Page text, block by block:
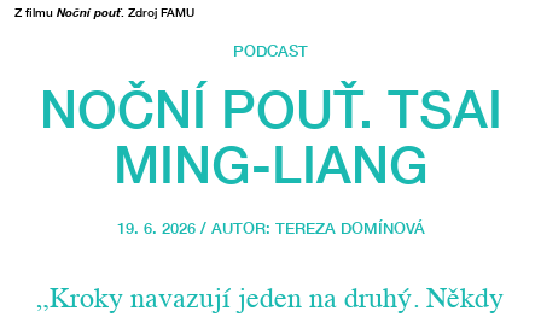
Z filmu Noční pouť. Zdroj FAMU
PODCAST
NOČNÍ POUŤ. TSAI
MING-LIANG
19. 6. 2026 / AUTOR: TEREZA DOMÍNOVÁ
„Kroky navazují jeden na druhý. Někdy